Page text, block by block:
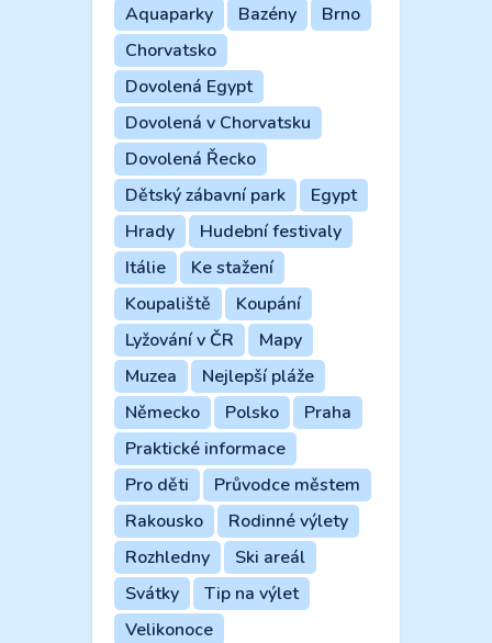
Aquaparky Bazény
Brno
Chorvatsko
Dovolená Egypt
Dovolená v Chorvatsku
Dovolená Řecko
Dětský zábavní park
Egypt
Hrady
Hudební festivaly
Itálie
Ke stažení
Koupaliště
Koupání
Lyžování v ČR
Mapy
Muzea
Nejlepší pláže
Německo
Polsko
Praha
Praktické informace
Pro děti
Průvodce městem
Rakousko
Rodinné výlety
Rozhledny
Ski areál
Svátky
Tip na výlet
Velikonoce